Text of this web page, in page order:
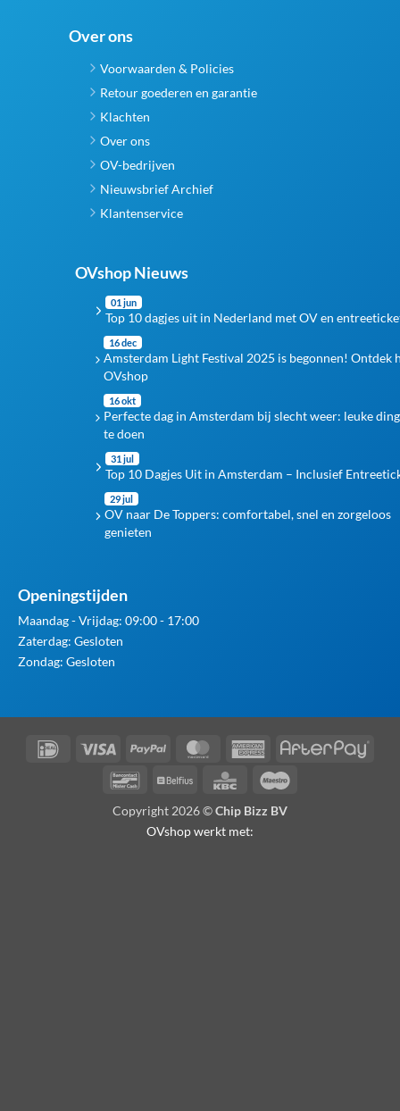
Over ons
Voorwaarden & Policies
Retour goederen en garantie
Klachten
Over ons
OV-bedrijven
Nieuwsbrief Archief
Klantenservice
OVshop Nieuws
01 jun
Top 10 dagjes uit in Nederland met OV en
16 dec
Amsterdam Light Festival 2025 is begonnen! Ontdek
OVshop
16 okt
Perfecte dag in Amsterdam bij slecht weer: leuke
te doen
31 jul
Top 10 Dagjes Uit in Amsterdam – Inclusief
29 jul
OV naar De Toppers: comfortabel, snel en zorgeloos
genieten
Openingstijden
Maandag - Vrijdag: 09:00 - 17:00
Zaterdag: Gesloten
Zondag: Gesloten
IDeal Visa PayPal MasterCardAmerican
BancontactBelfius KBC
Copyright 2026 ©Chip Bizz BV
OVshop werkt met: